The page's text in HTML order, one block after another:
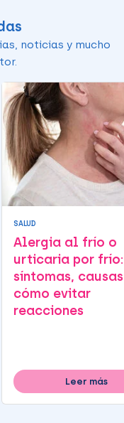
noticias y mucho
SALUD
Alergia al frío o
urticaria por frío:
síntomas,
cómo evitar
reacciones
Leer más